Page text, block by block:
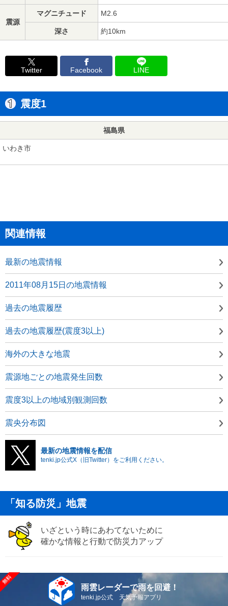
震源
マグニチュード M2.6
深さ 約10km
Twitter Facebook LINE
震度1
福島県
いわき市
関連情報
最新の地震情報
2011年08月15日の地震情報
過去の地震履歴
過去の地震履歴(震度3以上)
海外の大きな地震
震源地ごとの地震発生回数
震度3以上の地域別観測回数
震央分布図
最新の地震情報を配信
tenki.jp公式X（旧Twitter）をご利用ください。
「知る防災」地震
いざという時にあわてないために
確かな情報と行動で防災力アップ
雨雲レーダーで雨を回避！
tenki.jp公式 天気予報アプリ